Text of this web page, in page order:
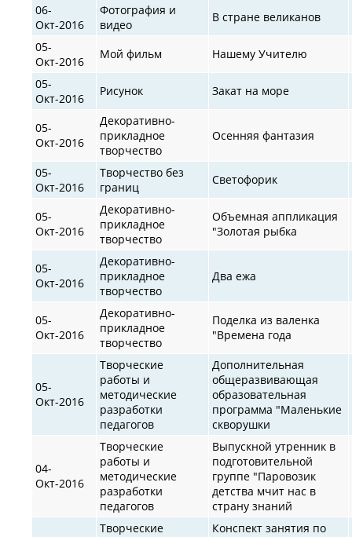
06-
Окт-2016
Фотография и
видео
В стране великанов
05-
Окт-2016
Мой фильм
Нашему Учителю
05-
Окт-2016
Рисунок Закат на море
05-
Окт-2016
Декоративно-
прикладное
творчество
Осенняя фантазия
05-
Окт-2016
Творчество без
границ
Светофорик
05-
Окт-2016
Декоративно-
прикладное
творчество
Объемная аппликация
"Золотая рыбка
05-
Окт-2016
Декоративно-
прикладное
творчество
Два ежа
05-
Окт-2016
Декоративно-
прикладное
творчество
Поделка из валенка
"Времена года
05-
Окт-2016
Творческие
работы и
методические
разработки
педагогов
Дополнительная
общеразвивающая
образовательная
программа "Маленькие
скворушки
04-
Окт-2016
Творческие
работы и
методические
разработки
педагогов
Выпускной утренник в
подготовительной
группе "Паровозик
детства мчит нас в
страну знаний
Творческие
Конспект занятия по